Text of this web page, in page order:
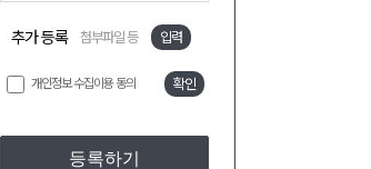
추가 등록 첨부파일 등 입력
개인정보 수집이용 동의 확인
등록하기